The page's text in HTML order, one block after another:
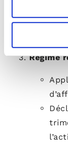
Régime